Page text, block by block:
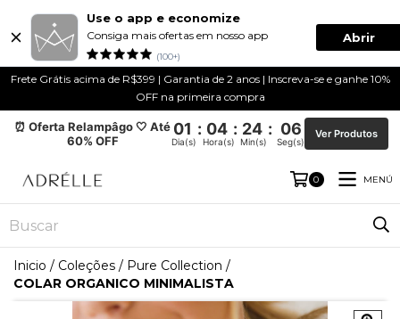
Use o app e economize
Consiga mais ofertas em nosso app
(100+)
Abrir
Frete Grátis acima de R$399 | Garantia de 2 anos | Inscreva-se e ganhe 10%
OFF na primeira compra
⏰ Oferta Relampâgo 🤍 Até
60% OFF
01 : 04 : 24 : 06
Dia(s) Hora(s) Min(s) Seg(s)
Ver Produtos
0 MENÚ
Inicio / Coleções / Pure Collection /
COLAR ORGANICO MINIMALISTA